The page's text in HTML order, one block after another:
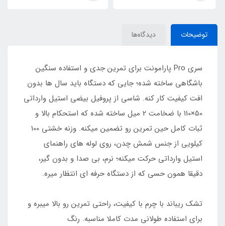
توضیحات دیدگاه‌ها
سری Pro پارامونت برای تمرین جدی و استفاده سنگین
باشگاهی ساخته شده؛ جایی که دستگاه باید سال ها بدون
افت کیفیت کار کنه. شاسی از پروفیل بیضی استیل وارداتی
50×110 با ضخامت 2 میل ساخته شده که استحکام بالا و
ثبات کامل حین تمرین رو تضمین میکنه. وزنه خشتی 100
کیلویی از جنس شمش چدن، روی لوله های راهنمای
استیل وارداتی حرکت میکنه؛ نرم، بی صدا و بدون گیر،
دقیقا همون حسی که از دستگاه حرفه ای انتظار میره.
تشک ریباند با چرم با کیفیت، راحتی تمرین رو بالا میبره و
برای استفاده طولانی مدت کاملا مناسبه. رنگ